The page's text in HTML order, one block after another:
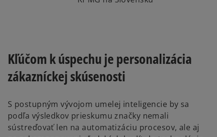
Kľúčom k úspechu je personalizácia
zákazníckej skúsenosti
S postupným vývojom umelej inteligencie by sa
podľa výsledkov prieskumu značky nemali
sústreďovať len na automatizáciu procesov, ale aj